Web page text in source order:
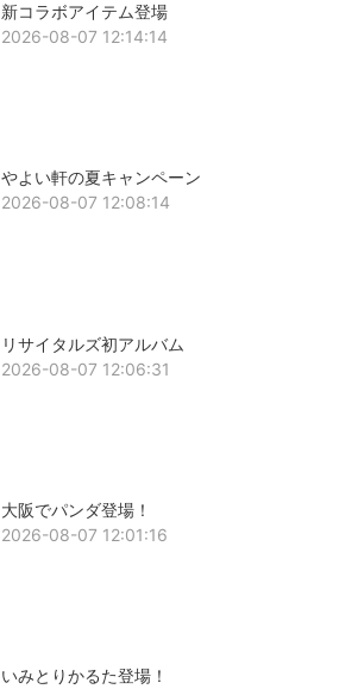
新コラボアイテム登場
2026-08-07 12:14:14
やよい軒の夏キャンペーン
2026-08-07 12:08:14
リサイタルズ初アルバム
2026-08-07 12:06:31
大阪でパンダ登場！
2026-08-07 12:01:16
いみとりかるた登場！